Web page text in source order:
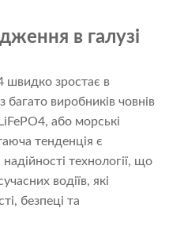
в галузі
швидко зростає в
багато виробників човнів
або морські
тенденція є
технології, що
водіїв, які
безпеці та